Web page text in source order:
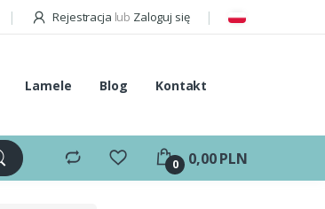
Rejestracja lub Zaloguj się
Lamele Blog Kontakt
0 0,00 PLN